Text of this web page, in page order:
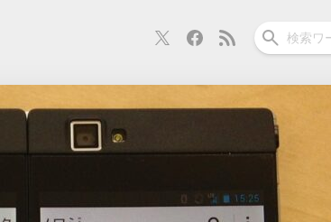
スマートホーム 車・バイク
Android